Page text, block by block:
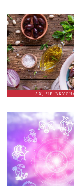
АХ, ЧЕ